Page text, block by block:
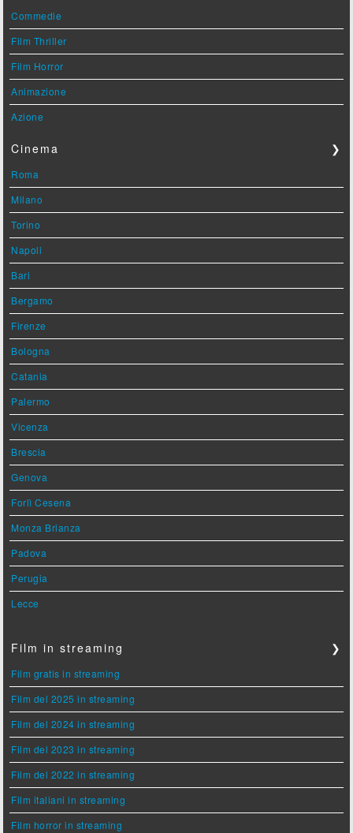
Commedie
Film Thriller
Film Horror
Animazione
Azione
Cinema ❯
Roma
Milano
Torino
Napoli
Bari
Bergamo
Firenze
Bologna
Catania
Palermo
Vicenza
Brescia
Genova
Forlì Cesena
Monza Brianza
Padova
Perugia
Lecce
Film in streaming ❯
Film gratis in streaming
Film del 2025 in streaming
Film del 2024 in streaming
Film del 2023 in streaming
Film del 2022 in streaming
Film italiani in streaming
Film horror in streaming